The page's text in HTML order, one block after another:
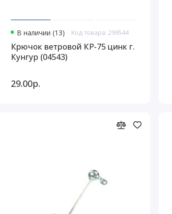
В наличии (13) Код товара: 299544
Крючок ветровой КР-75 цинк г.
Кунгур (04543)
29.00р.